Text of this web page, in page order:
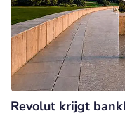
Revolut krijgt